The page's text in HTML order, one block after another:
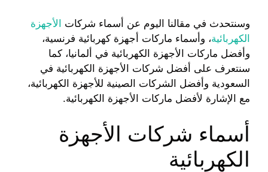
وسنتحدث في مقالنا اليوم عن أسماء شركات الأجهزة
الكهربائية، وأسماء ماركات أجهزة كهربائية فرنسية،
وأفضل ماركات الأجهزة الكهربائية في ألمانيا، كما
سنتعرف على أفضل شركات الأجهزة الكهربائية في
السعودية وأفضل الشركات الصينية للأجهزة الكهربائية،
مع الإشارة لأفضل ماركات الأجهزة الكهربائية.
أسماء شركات الأجهزة
الكهربائية